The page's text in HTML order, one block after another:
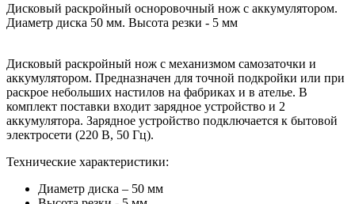
Дисковый раскройный осноровочный нож с аккумулятором.
Диаметр диска 50 мм. Высота резки - 5 мм
Дисковый раскройный нож с механизмом самозаточки и
аккумулятором. Предназначен для точной подкройки или при
раскрое небольших настилов на фабриках и в ателье. В
комплект поставки входит зарядное устройство и 2
аккумулятора. Зарядное устройство подключается к бытовой
электросети (220 В, 50 Гц).
Технические характеристики:
Диаметр диска – 50 мм